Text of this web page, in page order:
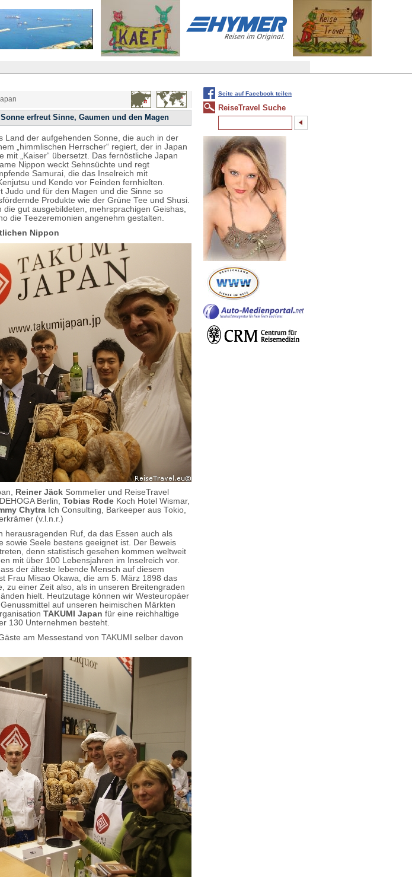
erfreut Sinne, Gaumen und den Magen
Land der aufgehenden Sonne, die auch in der
„himmlischen Herrscher“ regiert, der in Japan
mit „Kaiser“ übersetzt. Das fernöstliche Japan
Nippon weckt Sehnsüchte und regt
Samurai, die das Inselreich mit
und Kendo vor Feinden fernhielten.
Judo und für den Magen und die Sinne so
Produkte wie der Grüne Tee und Shusi.
gut ausgebildeten, mehrsprachigen Geishas,
die Teezeremonien angenehm gestalten.
Nippon
Reiner Jäck Sommelier und ReiseTravel
Berlin, Tobias Rode Koch Hotel Wismar,
Chytra Ich Consulting, Barkeeper aus Tokio,
(v.l.n.r.)
herausragenden Ruf, da das Essen auch als
Seele bestens geeignet ist. Der Beweis
denn statistisch gesehen kommen weltweit
mit über 100 Lebensjahren im Inselreich vor.
der älteste lebende Mensch auf diesem
Frau Misao Okawa, die am 5. März 1898 das
zu einer Zeit also, als in unseren Breitengraden
hielt. Heutzutage können wir Westeuropäer
auf unseren heimischen Märkten
TAKUMI Japan für eine reichhaltige
130 Unternehmen besteht.
am Messestand von TAKUMI selber davon
Seite auf Facebook teilen
ReiseTravel Suche